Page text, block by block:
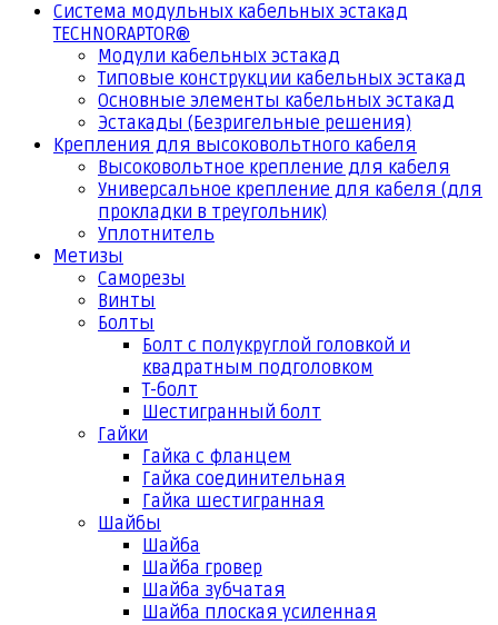
Система модульных кабельных эстакад
TECHNORAPTOR®
Модули кабельных эстакад
Типовые конструкции кабельных эстакад
Основные элементы кабельных эстакад
Эстакады (Безригельные решения)
Крепления для высоковольтного кабеля
Высоковольтное крепление для кабеля
Универсальное крепление для кабеля (для
прокладки в треугольник)
Уплотнитель
Метизы
Саморезы
Винты
Болты
Болт с полукруглой головкой и
квадратным подголовком
Т-болт
Шестигранный болт
Гайки
Гайка с фланцем
Гайка соединительная
Гайка шестигранная
Шайбы
Шайба
Шайба гровер
Шайба зубчатая
Шайба плоская усиленная